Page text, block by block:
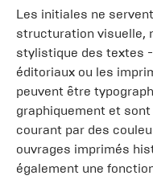
Les initiales ne
structuration visuelle,
stylistique des textes
éditoriaux ou les
peuvent être
graphiquement et
courant par des
ouvrages imprimés
également une